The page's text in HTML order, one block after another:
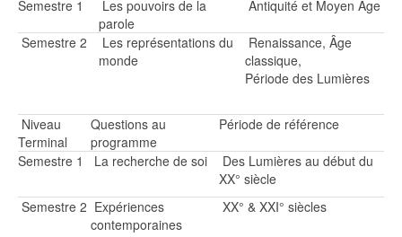
Semestre 1
Les pouvoirs de la
parole
Antiquité et Moyen Âge
Semestre 2
Les représentations du
monde
Renaissance, Âge
classique,
Période des Lumières
Niveau
Terminal
Questions au
programme
Période de référence
Semestre 1 La recherche de soi
Des Lumières au début du
XX° siècle
Semestre 2 Expériences
contemporaines
XX° & XXI° siècles